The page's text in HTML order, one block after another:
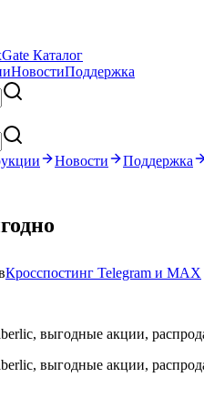
Каталог
НовостиПоддержка
Новости
Поддержка
Кросспостинг Telegram и MAX
выгодные акции,
выгодные акции,